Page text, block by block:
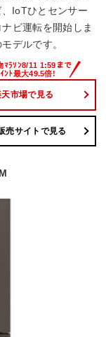
IoTひとセンサー
ビ運転を開始しま
デルです。
天市場で見る
売サイトで見る